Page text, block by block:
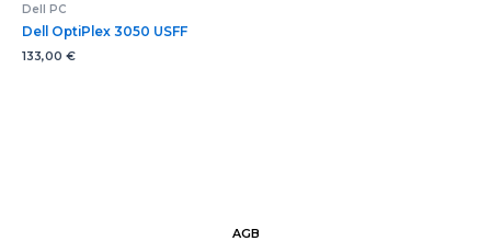
Dell PC
Dell OptiPlex 3050 USFF
133,00 €
AGB